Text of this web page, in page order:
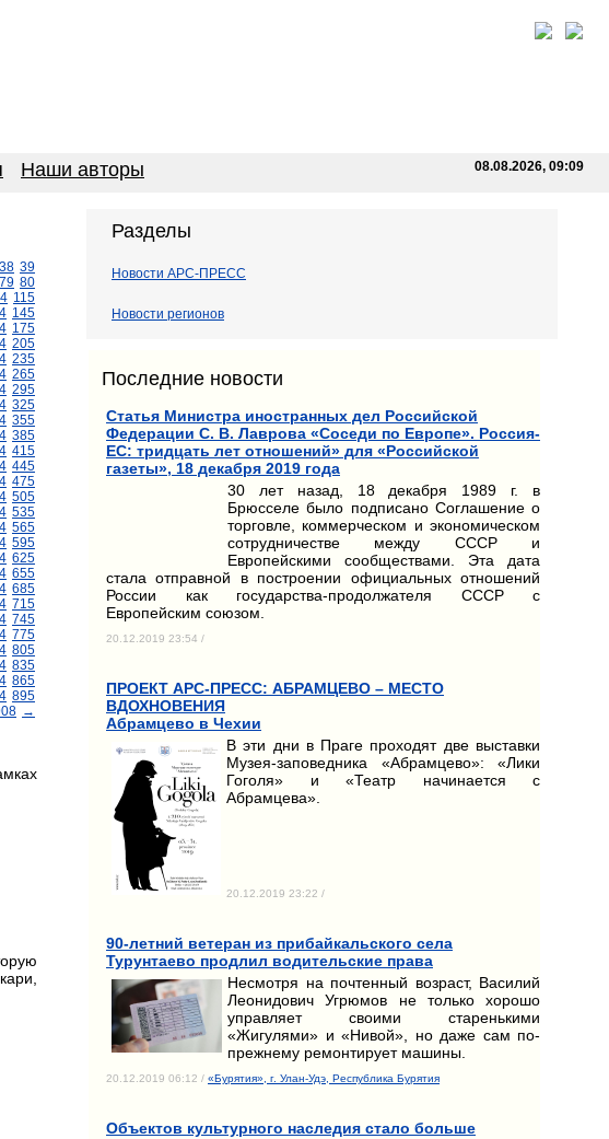
Наши авторы 08.08.2026, 09:09
38 39
79 80
115
145
175
205
235
265
295
325
355
385
415
445
475
505
535
565
595
625
655
685
715
745
775
805
835
865
895
→
Разделы
Новости АРС-ПРЕСС
Новости регионов
Последние новости
Статья Министра иностранных дел Российской
Федерации С. В. Лаврова «Соседи по Европе». Россия-
ЕС: тридцать лет отношений» для «Российской
газеты», 18 декабря 2019 года
30 лет назад, 18 декабря 1989 г. в
Брюсселе было подписано Соглашение о
торговле, коммерческом и экономическом
сотрудничестве между СССР и
Европейскими сообществами. Эта дата
стала отправной в построении официальных отношений
России как государства-продолжателя СССР с
Европейским союзом.
20.12.2019 23:54 /
ПРОЕКТ АРС-ПРЕСС: АБРАМЦЕВО – МЕСТО
ВДОХНОВЕНИЯ
Абрамцево в Чехии
В эти дни в Праге проходят две выставки
Музея-заповедника «Абрамцево»: «Лики
Гоголя» и «Театр начинается с
Абрамцева».
20.12.2019 23:22 /
90-летний ветеран из прибайкальского села
Турунтаево продлил водительские права
Несмотря на почтенный возраст, Василий
Леонидович Угрюмов не только хорошо
управляет своими старенькими
«Жигулями» и «Нивой», но даже сам по-
прежнему ремонтирует машины.
20.12.2019 06:12 / «Бурятия», г. Улан-Удэ, Республика Бурятия
Объектов культурного наследия стало больше